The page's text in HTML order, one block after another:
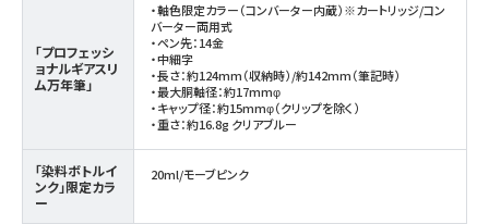
「プロフェッシ
ョナルギアスリ
ム万年筆」
・軸色限定カラー（コンバーター内蔵）※カートリッジ/コン
バーター両用式
・ペン先：14金
・中細字
・長さ：約124mm（収納時）/約142mm（筆記時）
・最大胴軸径：約17mmφ
・キャップ径：約15mmφ（クリップを除く）
・重さ：約16.8g クリアブルー
「染料ボトルイ
ンク」限定カラ
ー
20ml/モーブピンク